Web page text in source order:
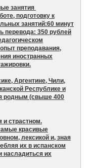
занятия
подготовку к
занятий:60 минут
перевода: 350 рублей
преподавания,
иностранных
Аргентине, Чили,
Республике и
родным (свыше 400
и страстном.
красивые
лексикой и, зная
их в испанском
насладиться их